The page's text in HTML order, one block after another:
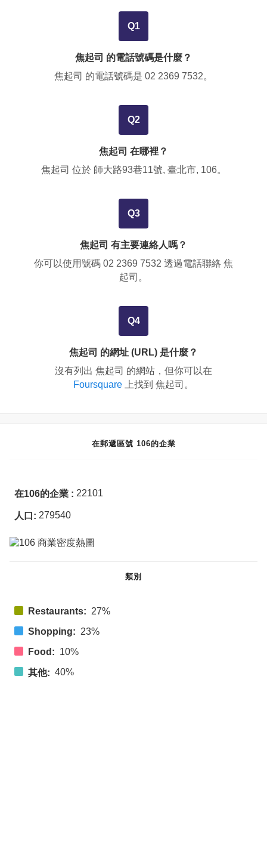
Q1
焦起司 的電話號碼是什麼？
焦起司 的電話號碼是 02 2369 7532。
Q2
焦起司 在哪裡？
焦起司 位於 師大路93巷11號, 臺北市, 106。
Q3
焦起司 有主要連絡人嗎？
你可以使用號碼 02 2369 7532 透過電話聯絡 焦
起司。
Q4
焦起司 的網址 (URL) 是什麼？
沒有列出 焦起司 的網站，但你可以在
Foursquare 上找到 焦起司。
在郵遞區號 106的企業
在106的企業 : 22101
人口: 279540
類別
Restaurants: 27%
Shopping: 23%
Food: 10%
其他: 40%